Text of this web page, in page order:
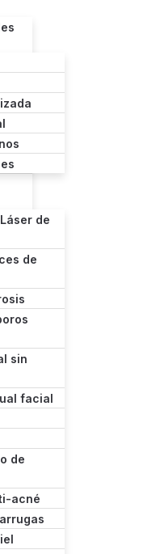
de
de
sin
facial
de
acné